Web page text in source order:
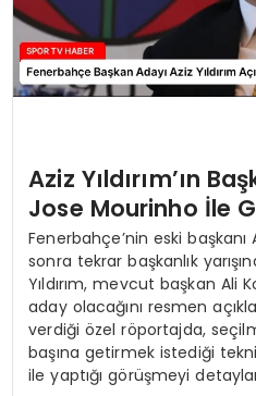
Aziz Yıldırım’ın
Jose Mourinho İle
Fenerbahçe’nin eski başkanı
sonra tekrar başkanlık
Yıldırım, mevcut başkan Ali
aday olacağını resmen
verdiği özel röportajda,
başına getirmek istediği
ile yaptığı görüşmeyi